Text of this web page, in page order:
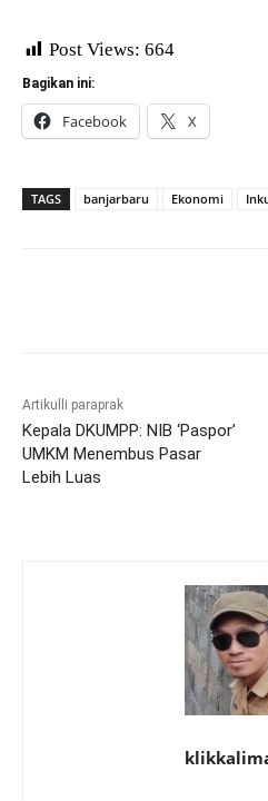
Post Views: 664
Bagikan ini:
Facebook X
TAGS banjarbaru Ekonomi
Artikulli paraprak
Kepala DKUMPP: NIB ‘Paspor’
UMKM Menembus Pasar
Lebih Luas